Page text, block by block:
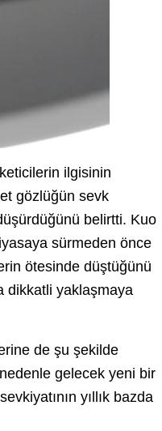
ilgisinin
gözlüğün sevk
belirtti. Kuo
sürmeden önce
ötesinde düştüğünü
dikkatli yaklaşmaya
de şu şekilde
gelecek yeni bir
yıllık bazda